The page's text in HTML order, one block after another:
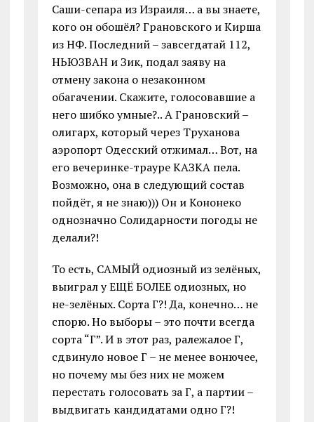
Саши-сепара из Израиля… а вы знаете,
кого он обошёл? Грановского и Кирша
из НФ. Последний – завсегдатай 112,
НЬЮЗВАН и Зик, подал заяву на
отмену закона о незаконном
обагачении. Скажите, голосовавшие а
него шибко умные?.. А Грановский –
олигарх, который через Труханова
аэропорт Одесский отжимал… Вот, на
его вечеринке-трауре КАЗКА пела.
Возможно, она в следующий состав
пойдёт, я не знаю))) Он и Кононеко
однозначно Солидарности погоды не
делали?!
То есть, САМЫЙ одиозный из зелёных,
выиграл у ЕЩЁ БОЛЕЕ одиозных, но
не-зелёных. Сорта Г?! Да, конечно… не
спорю. Но выборы – это почти всегда
сорта “Г”. И в этот раз, ралежалое Г,
сдвинуло новое Г – не менее вонючее,
но почему мы без них не можем
перестать голосовать за Г, а партии –
выдвигать кандидатами одно Г?!